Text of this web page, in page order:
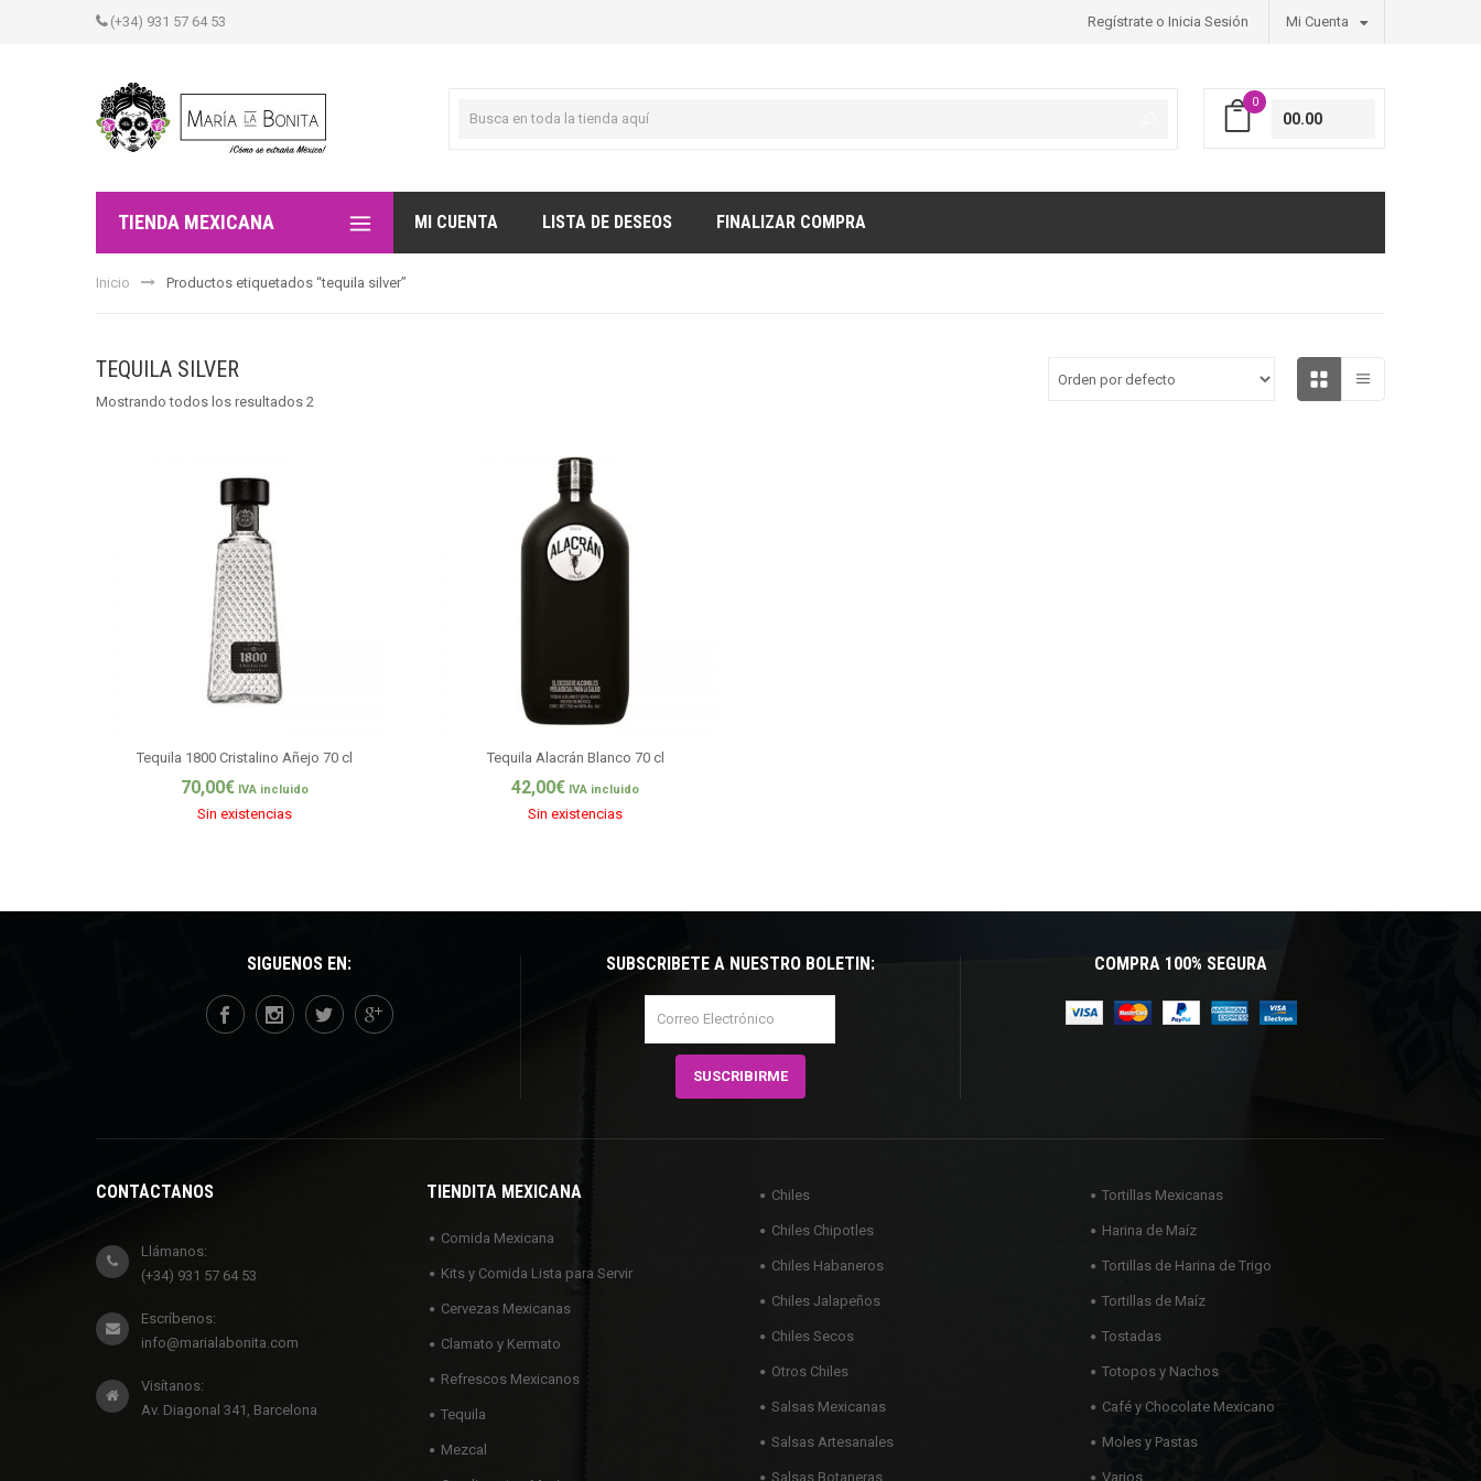
(+34) 931 57 64 53 Regístrate o Inicia Sesión Mi Cuenta
0
00.00
TIENDA MEXICANA MI CUENTA LISTA DE DESEOS FINALIZAR COMPRA
Inicio Productos etiquetados “tequila silver”
TEQUILA SILVER
Mostrando todos los resultados 2
Tequila 1800 Cristalino Añejo 70 cl
70,00€ IVA incluido
Sin existencias
Tequila Alacrán Blanco 70 cl
42,00€ IVA incluido
Sin existencias
SÍGUENOS EN: SUBSCRÍBETE A NUESTRO BOLETÍN: COMPRA 100% SEGURA
CONTÁCTANOS
Llámanos:
(+34) 931 57 64 53
Escríbenos:
info@marialabonita.com
Visítanos:
Av. Diagonal 341, Barcelona
TIENDITA MEXICANA
Comida Mexicana
Kits y Comida Lista para Servir
Cervezas Mexicanas
Clamato y Kermato
Refrescos Mexicanos
Tequila
Mezcal
Chiles
Chiles Chipotles
Chiles Habaneros
Chiles Jalapeños
Chiles Secos
Otros Chiles
Salsas Mexicanas
Salsas Artesanales
Salsas Botaneras
Tortillas Mexicanas
Harina de Maíz
Tortillas de Harina de Trigo
Tortillas de Maíz
Tostadas
Totopos y Nachos
Café y Chocolate Mexicano
Moles y Pastas
Varios